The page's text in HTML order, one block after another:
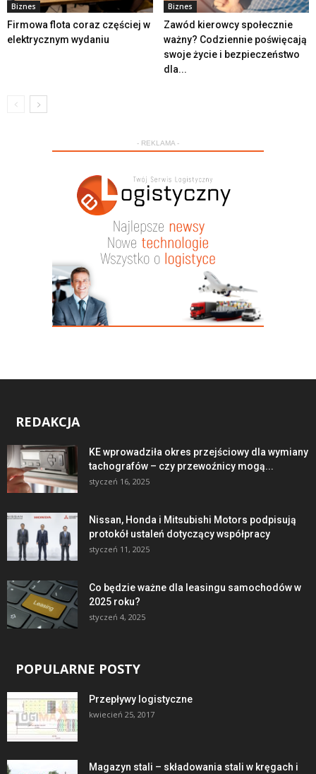
Biznes
Firmowa flota coraz częściej w
elektrycznym wydaniu
Biznes
Zawód kierowcy społecznie
ważny? Codziennie poświęcają
swoje życie i bezpieczeństwo
dla...
- REKLAMA -
REDAKCJA
KE wprowadziła okres przejściowy dla wymiany
tachografów – czy przewoźnicy mogą...
styczeń 16, 2025
Nissan, Honda i Mitsubishi Motors podpisują
protokół ustaleń dotyczący współpracy
styczeń 11, 2025
Co będzie ważne dla leasingu samochodów w
2025 roku?
styczeń 4, 2025
POPULARNE POSTY
Przepływy logistyczne
kwiecień 25, 2017
Magazyn stali – składowania stali w kręgach i